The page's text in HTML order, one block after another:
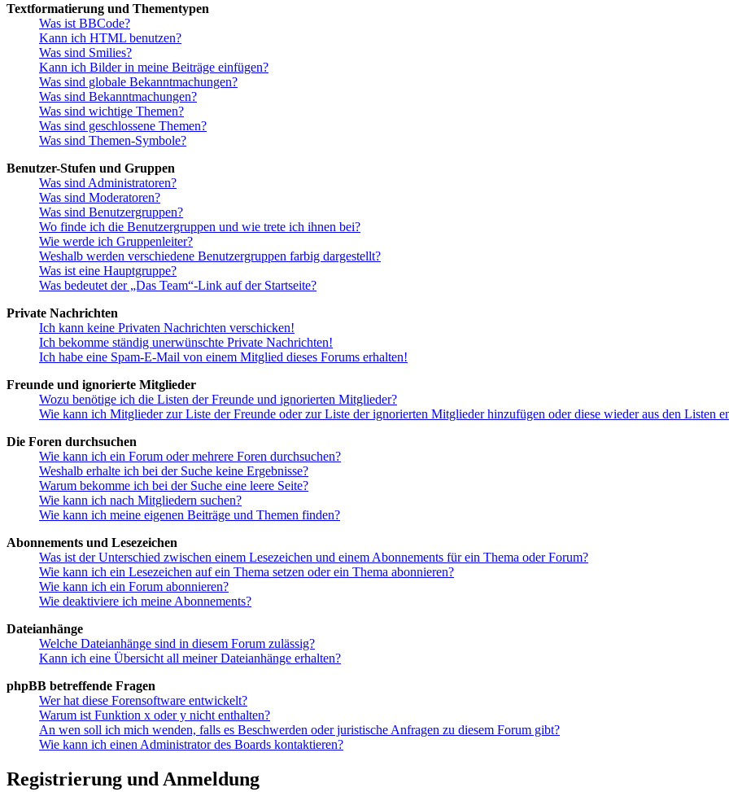
Textformatierung und Thementypen
Was ist BBCode?
Kann ich HTML benutzen?
Was sind Smilies?
Kann ich Bilder in meine Beiträge einfügen?
Was sind globale Bekanntmachungen?
Was sind Bekanntmachungen?
Was sind wichtige Themen?
Was sind geschlossene Themen?
Was sind Themen-Symbole?
Benutzer-Stufen und Gruppen
Was sind Administratoren?
Was sind Moderatoren?
Was sind Benutzergruppen?
Wo finde ich die Benutzergruppen und wie trete ich ihnen bei?
Wie werde ich Gruppenleiter?
Weshalb werden verschiedene Benutzergruppen farbig dargestellt?
Was ist eine Hauptgruppe?
Was bedeutet der „Das Team“-Link auf der Startseite?
Private Nachrichten
Ich kann keine Privaten Nachrichten verschicken!
Ich bekomme ständig unerwünschte Private Nachrichten!
Ich habe eine Spam-E-Mail von einem Mitglied dieses Forums erhalten!
Freunde und ignorierte Mitglieder
Wozu benötige ich die Listen der Freunde und ignorierten Mitglieder?
Wie kann ich Mitglieder zur Liste der Freunde oder zur Liste der ignorierten Mitglieder hinzufügen oder diese wieder aus den Listen
Die Foren durchsuchen
Wie kann ich ein Forum oder mehrere Foren durchsuchen?
Weshalb erhalte ich bei der Suche keine Ergebnisse?
Warum bekomme ich bei der Suche eine leere Seite?
Wie kann ich nach Mitgliedern suchen?
Wie kann ich meine eigenen Beiträge und Themen finden?
Abonnements und Lesezeichen
Was ist der Unterschied zwischen einem Lesezeichen und einem Abonnements für ein Thema oder Forum?
Wie kann ich ein Lesezeichen auf ein Thema setzen oder ein Thema abonnieren?
Wie kann ich ein Forum abonnieren?
Wie deaktiviere ich meine Abonnements?
Dateianhänge
Welche Dateianhänge sind in diesem Forum zulässig?
Kann ich eine Übersicht all meiner Dateianhänge erhalten?
phpBB betreffende Fragen
Wer hat diese Forensoftware entwickelt?
Warum ist Funktion x oder y nicht enthalten?
An wen soll ich mich wenden, falls es Beschwerden oder juristische Anfragen zu diesem Forum gibt?
Wie kann ich einen Administrator des Boards kontaktieren?
Registrierung und Anmeldung